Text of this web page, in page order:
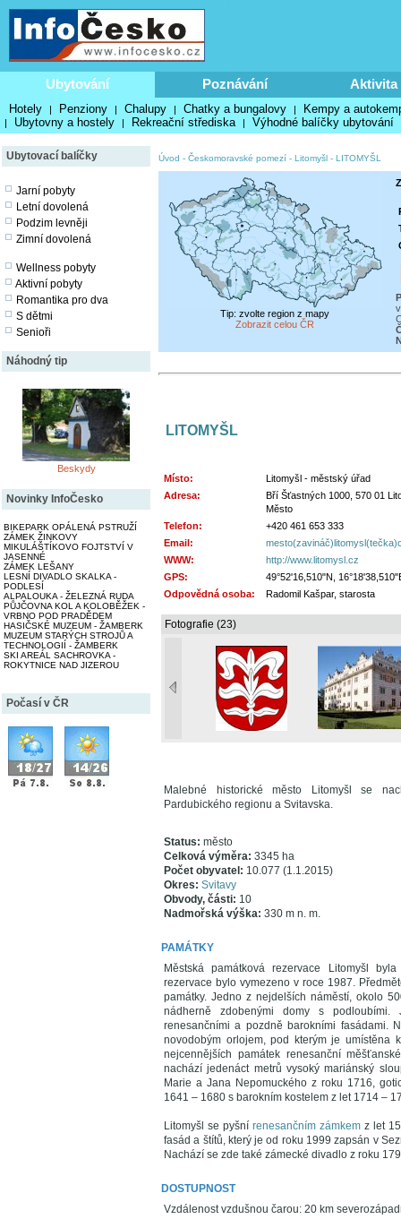
Ubytování Poznávání Aktivita
Hotely | Penziony | Chalupy | Chatky a bungalovy | Kempy a
| Ubytovny a hostely | Rekreační střediska | Výhodné balíčky ubytování
Ubytovací balíčky
Jarní pobyty
Letní dovolená
Podzim levněji
Zimní dovolená
Wellness pobyty
Aktivní pobyty
Romantika pro dva
S dětmi
Senioři
Náhodný tip
Beskydy
Novinky InfoČesko
BIKEPARK OPÁLENÁ PSTRUŽÍ
ZÁMEK ŽINKOVY
MIKULÁŠTÍKOVO FOJTSTVÍ V
JASENNÉ
ZÁMEK LEŠANY
LESNÍ DIVADLO SKALKA -
PODLESÍ
ALPALOUKA - ŽELEZNÁ RUDA
PŮJČOVNA KOL A KOLOBĚŽEK -
VRBNO POD PRADĚDEM
HASIČSKÉ MUZEUM - ŽAMBERK
MUZEUM STARÝCH STROJŮ A
TECHNOLOGIÍ - ŽAMBERK
SKI AREÁL SACHROVKA -
ROKYTNICE NAD JIZEROU
Počasí v ČR
Úvod - Českomoravské pomezí - Litomyšl - LITOMYŠL
Tip: zvolte region z mapy
Zobrazit celou ČR
LITOMYŠL
Místo:
Litomyšl - městský úřad
Adresa:
Bří Šťastných 1000, 570 01
Město
Telefon:
+420 461 653 333
Email:
WWW:
http://www.litomysl.cz
GPS:
49°52'16,510"N,
Odpovědná osoba:
Radomil Kašpar, starosta
Fotografie (23)
Malebné historické město Litomyšl se
Pardubického regionu a Svitavska.
Status: město
Celková výměra: 3345 ha
Počet obyvatel: 10.077 (1.1.2015)
Okres: Svitavy
Obvody, části: 10
Nadmořská výška: 330 m n. m.
PAMÁTKY
Městská památková rezervace Litomyšl
rezervace bylo vymezeno v roce 1987.
památky. Jedno z nejdelších náměstí, okolo
nádherně zdobenými domy s podloubími.
renesančními a pozdně barokními fasádami.
novodobým orlojem, pod kterým je umístěna
nejcennějších památek renesanční
nachází jedenáct metrů vysoký mariánský
Marie a Jana Nepomuckého z roku 1716,
1641 – 1680 s barokním kostelem z let 1714 –
Litomyšl se pyšní renesančním zámkemz let
fasád a štítů, který je od roku 1999 zapsán v
Nachází se zde také zámecké divadlo z roku
DOSTUPNOST
Vzdálenost vzdušnou čarou: 20 km